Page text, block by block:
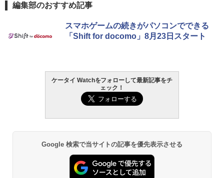
編集部のおすすめ記事
スマホゲームの続きがパソコンでできる
「Shift for docomo」8月23日スタート
ケータイ Watchをフォローして最新記事をチ
ェック！
Google 検索で当サイトの記事を優先表示させる